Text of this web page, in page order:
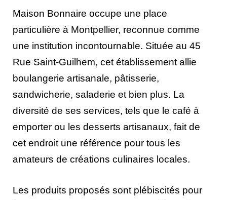
Maison Bonnaire occupe une place
particulière à Montpellier, reconnue comme
une institution incontournable. Située au 45
Rue Saint-Guilhem, cet établissement allie
boulangerie artisanale, pâtisserie,
sandwicherie, saladerie et bien plus. La
diversité de ses services, tels que le café à
emporter ou les desserts artisanaux, fait de
cet endroit une référence pour tous les
amateurs de créations culinaires locales.
Les produits proposés sont plébiscités pour